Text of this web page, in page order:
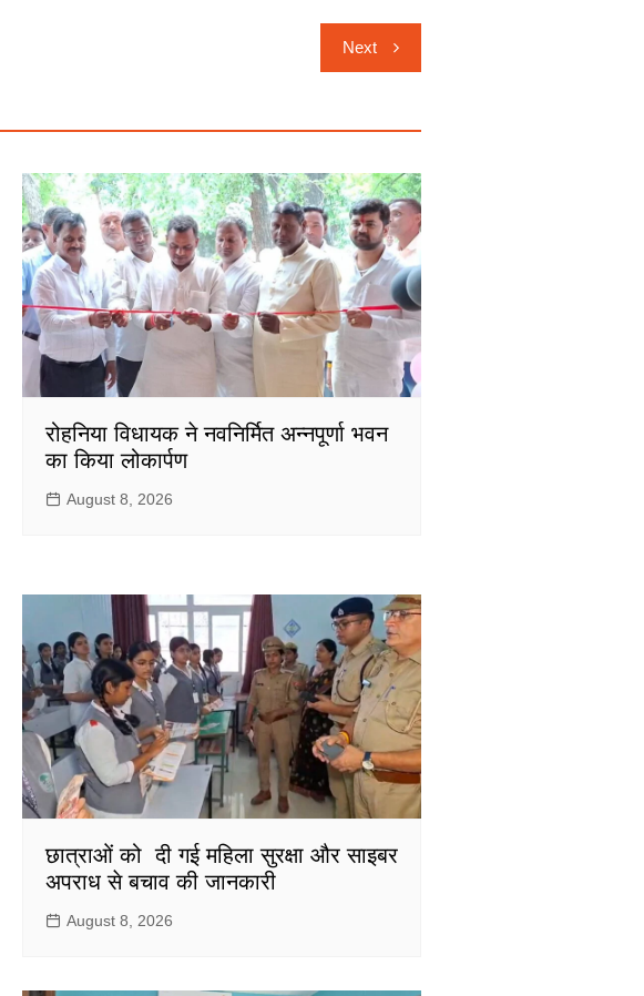
Next
रोहनिया विधायक ने नवनिर्मित अन्नपूर्णा भवन
का किया लोकार्पण
August 8, 2026
छात्राओं को दी गई महिला सुरक्षा और साइबर
अपराध से बचाव की जानकारी
August 8, 2026